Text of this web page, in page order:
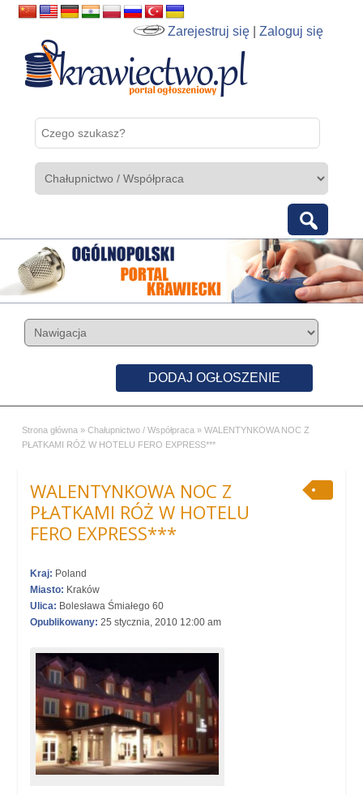
Zarejestruj się |Zaloguj się
DODAJ OGŁOSZENIE
Strona główna » Chałupnictwo / Współpraca » WALENTYNKOWA NOC Z
PŁATKAMI RÓŻ W HOTELU FERO EXPRESS***
WALENTYNKOWA NOC Z
PŁATKAMI RÓŻ W HOTELU
FERO EXPRESS***
Kraj: Poland
Miasto: Kraków
Ulica: Bolesława Śmiałego 60
Opublikowany: 25 stycznia, 2010 12:00 am